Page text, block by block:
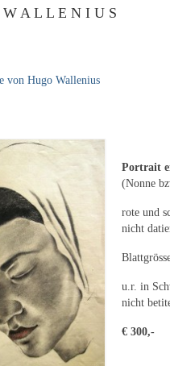
A L L E N I U S
von Hugo Wallenius
Portrait
(Nonne
rote und
nicht
u.r. in
nicht
€ 300,-